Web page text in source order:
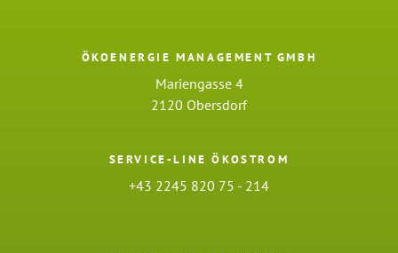
ÖKOENERGIE MANAGEMENT GMBH
Mariengasse 4
2120 Obersdorf
SERVICE-LINE ÖKOSTROM
+43 2245 820 75 - 214